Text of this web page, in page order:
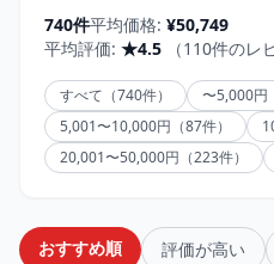
740件平均価格: ¥50,749
平均評価: ★4.5 （110件のレ
すべて（740件）
〜5,000円
5,001〜10,000円（87件）
20,001〜50,000円（223件）
おすすめ順 評価が高い